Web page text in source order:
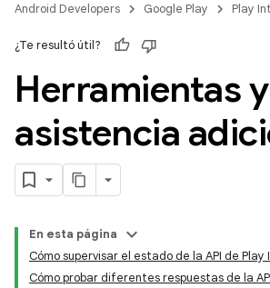
Android Developers Google Play Play
¿Te resultó útil?
Herramientas y
asistencia
En esta página
Cómo supervisar el estado de la API de
Cómo probar diferentes respuestas de la